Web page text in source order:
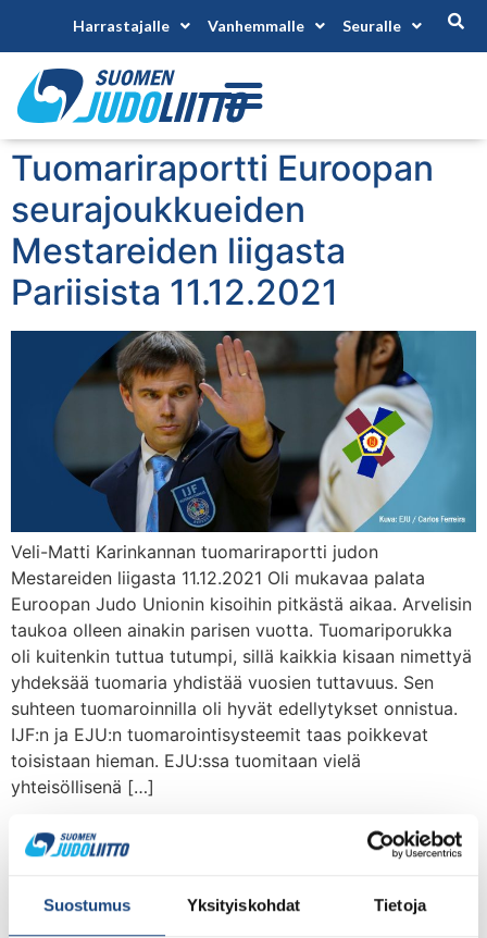
Suostumus Yksityiskohdat Tietoja
Harrastajalle Vanhemmalle Seuralle
Tuomariraportti Euroopan
seurajoukkueiden
Mestareiden liigasta
Pariisista 11.12.2021
Veli-Matti Karinkannan tuomariraportti judon
Mestareiden liigasta 11.12.2021 Oli mukavaa palata
Euroopan Judo Unionin kisoihin pitkästä aikaa. Arvelisin
taukoa olleen ainakin parisen vuotta. Tuomariporukka
oli kuitenkin tuttua tutumpi, sillä kaikkia kisaan nimettyä
yhdeksää tuomaria yhdistää vuosien tuttavuus. Sen
suhteen tuomaroinnilla oli hyvät edellytykset onnistua.
IJF:n ja EJU:n tuomarointisysteemit taas poikkevat
toisistaan hieman. EJU:ssa tuomitaan vielä
yhteisöllisenä […]
Tuomariraportti U21 MM-
6.-10.10.2021